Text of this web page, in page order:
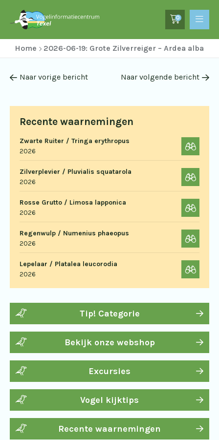
0
Home 2026-06-19: Grote Zilverreiger – Ardea alba
Recente waarnemingen
Zwarte Ruiter / Tringa erythropus
2026
Zilverplevier / Pluvialis squatarola
2026
Rosse Grutto / Limosa lapponica
2026
Regenwulp / Numenius phaeopus
2026
Lepelaar / Platalea leucorodia
2026
Tip! Categorie
Bekijk onze webshop
Excursies
Vogel kijktips
Recente waarnemingen
Naar vorige bericht Naar volgende bericht